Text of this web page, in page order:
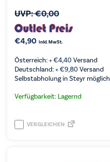
UVP:€0,00
€4,90 inkl. MwSt.
Österreich: +€4,40 Versand
Deutschland: +€9,80 Versand
Selbstabholung in Steyr möglich
Verfügbarkeit: Lagernd
VERGLEICHEN